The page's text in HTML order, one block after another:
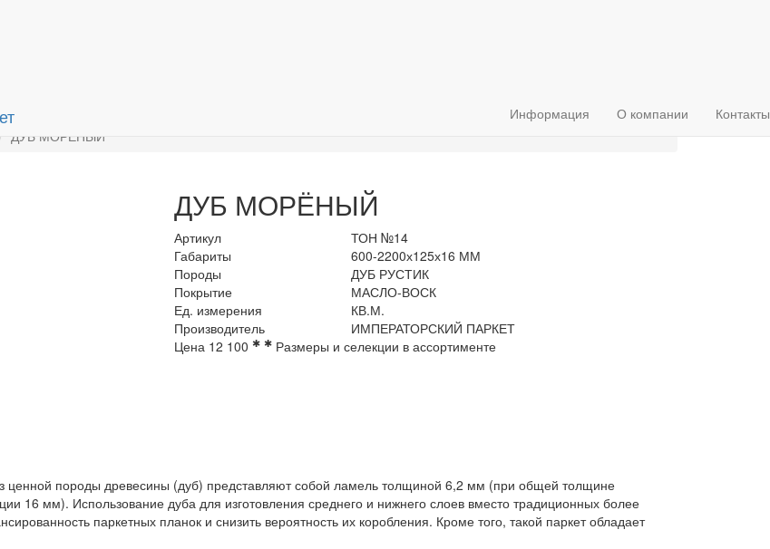
Информация О компании Контакты
ДУБ МОРЁНЫЙ
ДУБ МОРЁНЫЙ
Артикул
ТОН №14
Габариты
600-2200х125х16 ММ
Породы
ДУБ РУСТИК
Покрытие
МАСЛО-ВОСК
Ед. измерения
КВ.М.
Производитель
ИМПЕРАТОРСКИЙ ПАРКЕТ
Цена 12 100 ✱ ✱ Размеры и селекции в ассортименте
ценной породы древесины (дуб) представляют собой ламель толщиной 6,2 мм (при общей толщине
16 мм). Использование дуба для изготовления среднего и нижнего слоев вместо традиционных более
паркетных планок и снизить вероятность их коробления. Кроме того, такой паркет обладает